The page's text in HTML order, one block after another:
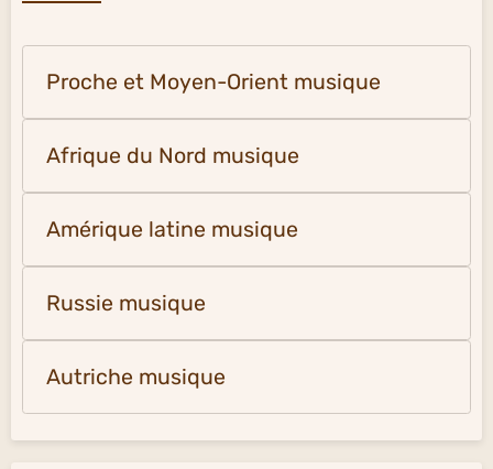
Proche et Moyen-Orient musique
Afrique du Nord musique
Amérique latine musique
Russie musique
Autriche musique